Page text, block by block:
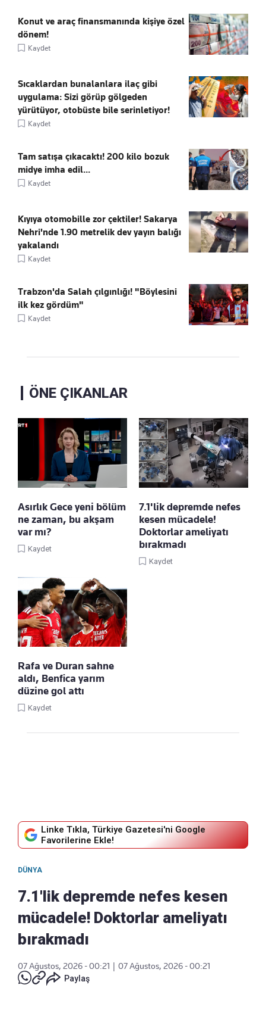
Konut ve araç finansmanında kişiye özel
dönem!
Kaydet
Sıcaklardan bunalanlara ilaç gibi
uygulama: Sizi görüp gölgeden
yürütüyor, otobüste bile serinletiyor!
Kaydet
Tam satışa çıkacaktı! 200 kilo bozuk
midye imha edil...
Kaydet
Kıyıya otomobille zor çektiler! Sakarya
Nehri'nde 1.90 metrelik dev yayın balığı
yakalandı
Kaydet
Trabzon'da Salah çılgınlığı! "Böylesini
ilk kez gördüm"
Kaydet
ÖNE ÇIKANLAR
Asırlık Gece yeni bölüm
ne zaman, bu akşam
var mı?
Kaydet
7.1'lik depremde nefes
kesen mücadele!
Doktorlar ameliyatı
bırakmadı
Kaydet
Rafa ve Duran sahne
aldı, Benfica yarım
düzine gol attı
Kaydet
Linke Tıkla, Türkiye Gazetesi'ni Google
Favorilerine Ekle!
DÜNYA
7.1'lik depremde nefes kesen
mücadele! Doktorlar ameliyatı
bırakmadı
07 Ağustos, 2026 - 00:21 | 07 Ağustos, 2026 - 00:21
Paylaş